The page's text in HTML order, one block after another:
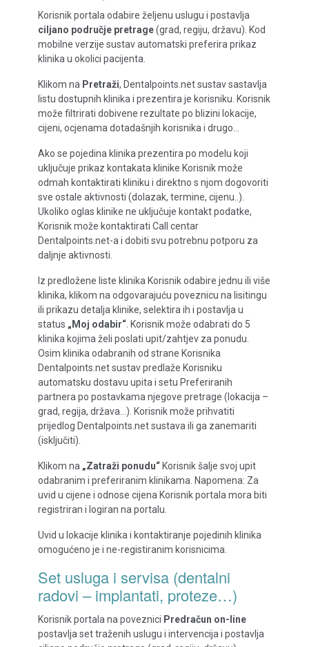
Korisnik portala odabire željenu uslugu i postavlja
ciljano područje pretrage(grad, regiju, državu). Kod
mobilne verzije sustav automatski preferira prikaz
klinika u okolici pacijenta.
Klikom na Pretraži, Dentalpoints.net sustav sastavlja
listu dostupnih klinika i prezentira je korisniku. Korisnik
može filtrirati dobivene rezultate po blizini lokacije,
cijeni, ocjenama dotadašnjih korisnika i drugo…
Ako se pojedina klinika prezentira po modelu koji
uključuje prikaz kontakata klinike Korisnik može
odmah kontaktirati kliniku i direktno s njom dogovoriti
sve ostale aktivnosti (dolazak, termine, cijenu..).
Ukoliko oglas klinike ne uključuje kontakt podatke,
Korisnik može kontaktirati Call centar
Dentalpoints.net-a i dobiti svu potrebnu potporu za
daljnje aktivnosti.
Iz predložene liste klinika Korisnik odabire jednu ili više
klinika, klikom na odgovarajuću poveznicu na lisitingu
ili prikazu detalja klinike, selektira ih i postavlja u
status „Moj odabir“ . Korisnik može odabrati do 5
klinika kojima želi poslati upit/zahtjev za ponudu.
Osim klinika odabranih od strane Korisnika
Dentalpoints.net sustav predlaže Korisniku
automatsku dostavu upita i setu Preferiranih
partnera po postavkama njegove pretrage (lokacija –
grad, regija, država…). Korisnik može prihvatiti
prijedlog Dentalpoints.net sustava ili ga zanemariti
(isključiti).
Klikom na „Zatraži ponudu“ Korisnik šalje svoj upit
odabranim i preferiranim klinikama. Napomena: Za
uvid u cijene i odnose cijena Korisnik portala mora biti
registriran i logiran na portalu.
Uvid u lokacije klinika i kontaktiranje pojedinih klinika
omogućeno je i ne-registiranim korisnicima.
Set usluga i servisa (dentalni
radovi – implantati, proteze…)
Korisnik portala na poveznici Predračun on-line
postavlja set traženih uslugu i intervencija i postavlja